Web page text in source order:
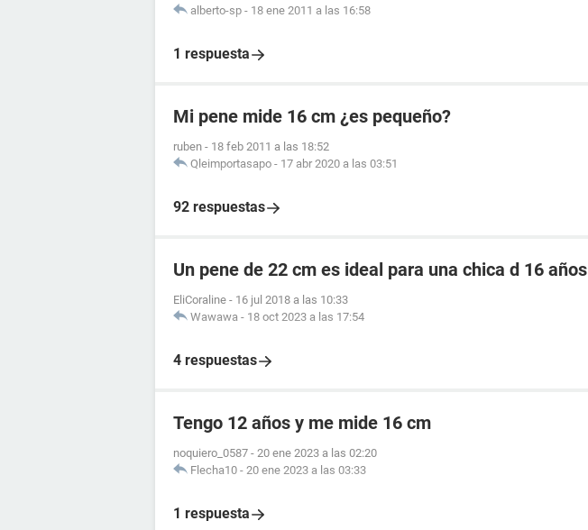
alberto-sp - 18 ene 2011 a las 16:58
1 respuesta
Mi pene mide 16 cm ¿es pequeño?
ruben - 18 feb 2011 a las 18:52
Qleimportasapo - 17 abr 2020 a las 03:51
92 respuestas
Un pene de 22 cm es ideal para una chica d 16 años
EliCoraline - 16 jul 2018 a las 10:33
Wawawa - 18 oct 2023 a las 17:54
4 respuestas
Tengo 12 años y me mide 16 cm
noquiero_0587 - 20 ene 2023 a las 02:20
Flecha10 - 20 ene 2023 a las 03:33
1 respuesta